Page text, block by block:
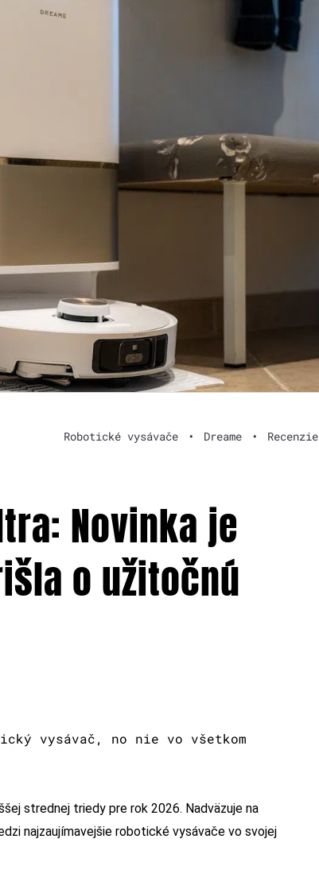
Robotické vysávače • Dreame • Recenzie
Novinka je
o užitočnú
vysávač, no nie vo všetkom
strednej triedy pre rok 2026. Nadväzuje na
najzaujímavejšie robotické vysávače vo svojej